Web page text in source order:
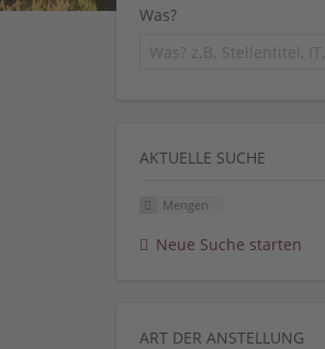
Was?
AKTUELLE SUCHE
Mengen
Neue Suche starten
ART DER ANSTELLUNG